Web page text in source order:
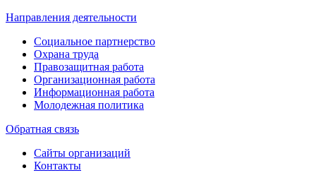
Направления деятельности
Социальное партнерство
Охрана труда
Правозащитная работа
Организационная работа
Информационная работа
Молодежная политика
Обратная связь
Сайты организаций
Контакты